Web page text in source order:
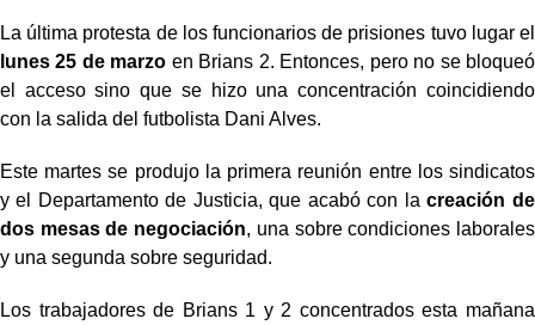
La última protesta de los funcionarios de prisiones tuvo lugar el
lunes 25 de marzo en Brians 2. Entonces, pero no se bloqueó
el acceso sino que se hizo una concentración coincidiendo
con la salida del futbolista Dani Alves.
Este martes se produjo la primera reunión entre los sindicatos
y el Departamento de Justicia, que acabó con la creación de
dos mesas de negociación, una sobre condiciones laborales
y una segunda sobre seguridad.
Los trabajadores de Brians 1 y 2 concentrados esta mañana